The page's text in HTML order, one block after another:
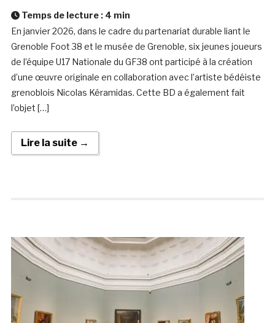
Temps de lecture : 4 min
En janvier 2026, dans le cadre du partenariat durable liant le
Grenoble Foot 38 et le musée de Grenoble, six jeunes joueurs
de l’équipe U17 Nationale du GF38 ont participé à la création
d’une œuvre originale en collaboration avec l’artiste bédéiste
grenoblois Nicolas Kéramidas. Cette BD a également fait
l’objet […]
Lire la suite →